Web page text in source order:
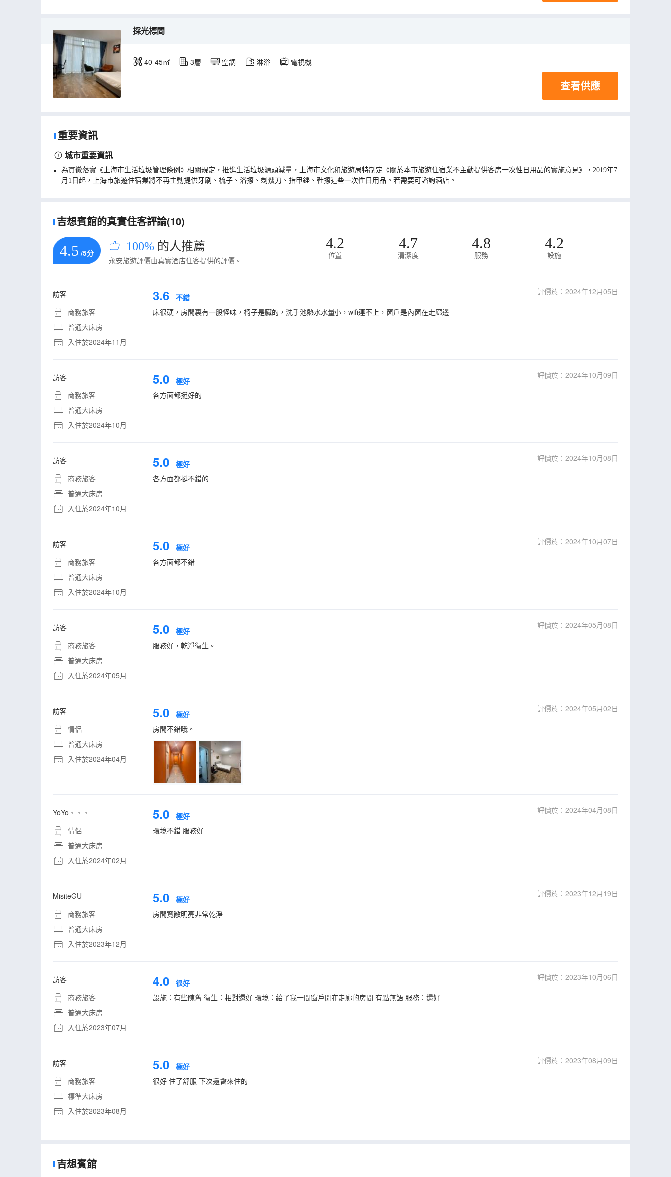
採光標間
40-45㎡ 3層 空調 淋浴 電視機
查看供應
重要資訊
城市重要資訊
為貫徹落實《上海市生活垃圾管理條例》相關規定，推進生活垃圾源頭減量，上海市文化和旅遊局特制定《關於本市旅遊住宿業不主動提供客房一次性日用品的實施意見》，2019年7
月1日起，上海市旅遊住宿業將不再主動提供牙刷、梳子、浴擦、剃鬚刀、指甲銼、鞋擦這些一次性日用品。若需要可諮詢酒店。
吉想賓館的真實住客評論(10)
4.5 /5分 100% 的人推薦
永安旅遊評價由真實酒店住客提供的評價。
4.2
位置
4.7
清潔度
4.8
服務
4.2
設施
訪客
商務旅客
普通大床房
入住於2024年11月
3.6 不錯
評價於：2024年12月05日
床很硬，房間裏有一股怪味，椅子是臟的，洗手池熱水水量小，wifi連不上，窗戶是內窗在走廊邊
訪客
商務旅客
普通大床房
入住於2024年10月
5.0 極好
評價於：2024年10月09日
各方面都挺好的
訪客
商務旅客
普通大床房
入住於2024年10月
5.0 極好
評價於：2024年10月08日
各方面都挺不錯的
訪客
商務旅客
普通大床房
入住於2024年10月
5.0 極好
評價於：2024年10月07日
各方面都不錯
訪客
商務旅客
普通大床房
入住於2024年05月
5.0 極好
評價於：2024年05月08日
服務好，乾淨衞生。
訪客
情侶
普通大床房
入住於2024年04月
5.0 極好
評價於：2024年05月02日
房間不錯哦。
YoYo、、、
情侶
普通大床房
入住於2024年02月
5.0 極好
評價於：2024年04月08日
環境不錯 服務好
MisiteGU
商務旅客
普通大床房
入住於2023年12月
5.0 極好
評價於：2023年12月19日
房間寬敞明亮非常乾淨
訪客
商務旅客
普通大床房
入住於2023年07月
4.0 很好
評價於：2023年10月06日
設施：有些陳舊 衞生：相對還好 環境：給了我一間窗戶開在走廊的房間 有點無語 服務：還好
訪客
商務旅客
標準大床房
入住於2023年08月
5.0 極好
評價於：2023年08月09日
很好 住了舒服 下次還會來住的
吉想賓館